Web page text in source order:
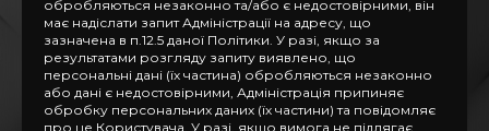
обробляються незаконно та/або є недостовірними, він
має надіслати запит Адміністрації на адресу, що
зазначена в п.12.5 даної Політики. У разі, якщо за
результатами розгляду запиту виявлено, що
персональні дані (їх частина) обробляються незаконно
або дані є недостовірними, Адміністрація припиняє
обробку персональних даних (їх частини) та повідомляє
про це Користувача. У разі, якщо вимога не підлягає